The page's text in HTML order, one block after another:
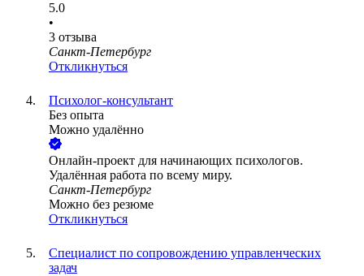
5.0
•
3 отзыва
Санкт-Петербург
Откликнуться
Психолог-консультант
Без опыта
Можно удалённо
Онлайн-проект для начинающих психологов.
Удалённая работа по всему миру.
Санкт-Петербург
Можно без резюме
Откликнуться
Специалист по сопровождению управленческих
задач